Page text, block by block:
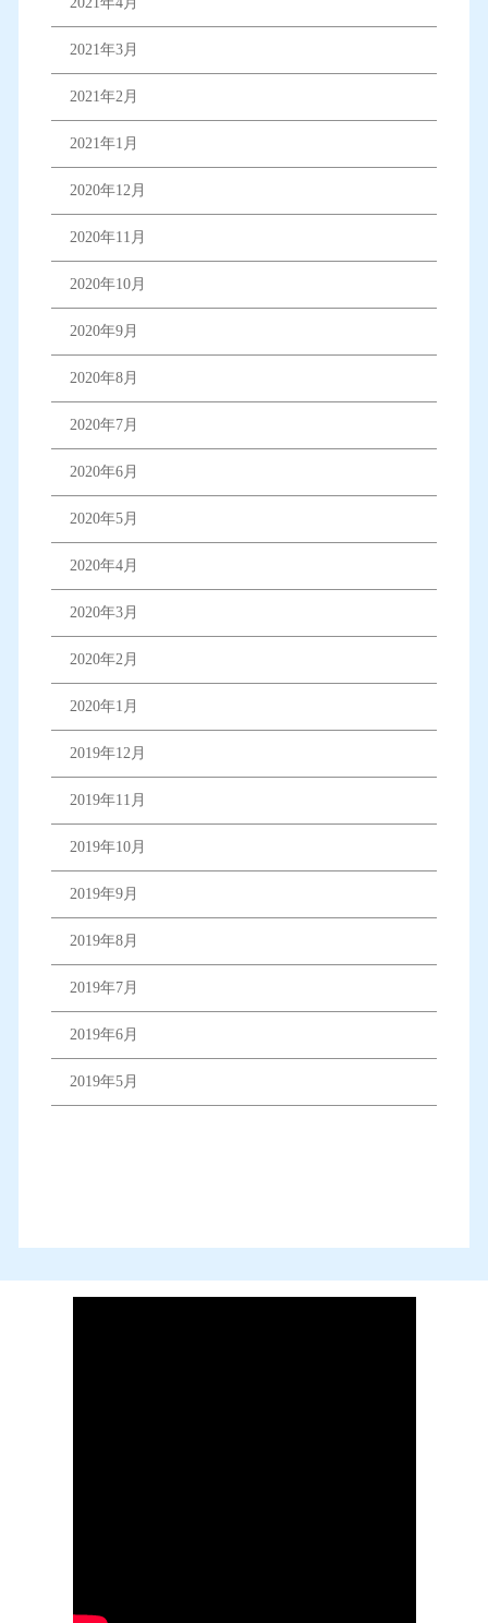
2021年3月
2021年2月
2021年1月
2020年12月
2020年11月
2020年10月
2020年9月
2020年8月
2020年7月
2020年6月
2020年5月
2020年4月
2020年3月
2020年2月
2020年1月
2019年12月
2019年11月
2019年10月
2019年9月
2019年8月
2019年7月
2019年6月
2019年5月